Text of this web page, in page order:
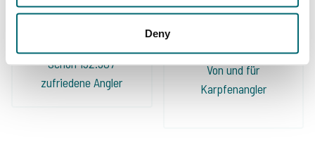
Deny
Schon 152.907
zufriedene Angler
Von und für
Karpfenangler